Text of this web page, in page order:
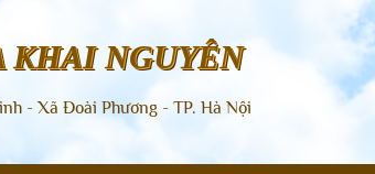
KHAI NGUYÊN
- Xã Đoài Phương - TP. Hà Nội